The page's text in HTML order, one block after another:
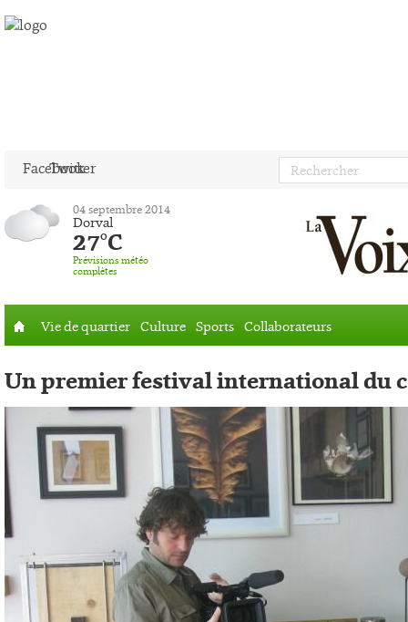
Facebook
Twitter
04 septembre 2014
Dorval
27°C
Prévisions météo
complètes
Vie de quartier Culture Sports Collaborateurs
Un premier festival international du